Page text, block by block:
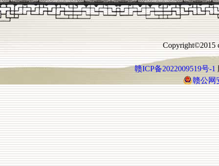
Copyright©2015
赣ICP备2022009519号-1
赣公网